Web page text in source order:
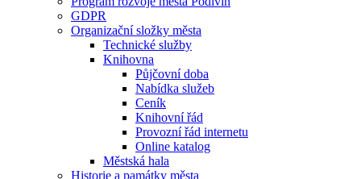
GDPR
Organizační složky města
Technické služby
Knihovna
Půjčovní doba
Nabídka služeb
Ceník
Knihovní řád
Provozní řád internetu
Online katalog
Městská hala
Historie a památky města